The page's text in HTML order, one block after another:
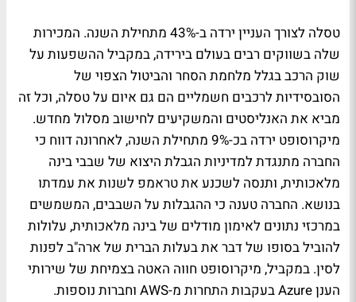
טסלה לצורך העניין ירדה ב-43% מתחילת השנה. המכירות
שלה בשווקים רבים בעולם בירידה, במקביל ההשפעות על
שוק הרכב בגלל מלחמת הסחר והביטול הצפוי של
הסובסידיות לרכבים חשמליים הם גם איום על טסלה, וכל זה
מביא את האנליסטים והמשקיעים לחישוב מסלול מחדש.
מיקרוסופט ירדה בכ-9% מתחילת השנה, לאחרונה דווח כי
החברה מתנגדת למדיניות הגבלת היצוא של שבבי בינה
מלאכותית, ותנסה לשכנע את טראמפ לשנות את עמדתו
בנושא. החברה טענה כי ההגבלות על השבבים, המשמשים
במרכזי נתונים לאימון מודלים של בינה מלאכותית, עלולות
להוביל בסופו של דבר את בעלות הברית של ארה"ב לפנות
לסין. במקביל, מיקרוסופט חווה האטה בצמיחת של שירותי
הענן Azure בעקבות התחרות מ-AWS וחברות נוספות.